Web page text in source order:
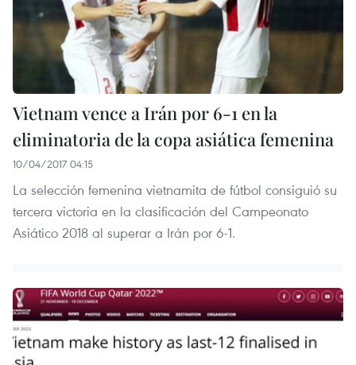
Vietnam vence a Irán por 6-1 en la
eliminatoria de la copa asiática femenina
10/04/2017 04:15
La selección femenina vietnamita de fútbol consiguió su
tercera victoria en la clasificación del Campeonato
Asiático 2018 al superar a Irán por 6-1.